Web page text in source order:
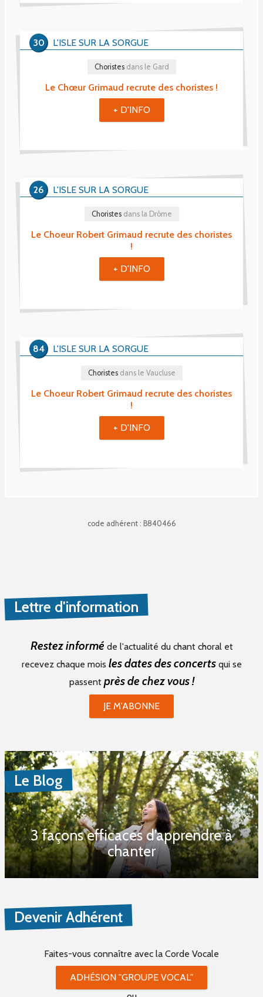
Le Chœur Grimaud recrute des choristes !
Choristesdans le Gard
L'ISLE SUR LA SORGUE
30
+ D'INFO
Le Choeur Robert Grimaud recrute des choristes
!
Choristesdans la Drôme
L'ISLE SUR LA SORGUE
26
+ D'INFO
Le Choeur Robert Grimaud recrute des choristes
!
Choristesdans le Vaucluse
L'ISLE SUR LA SORGUE
84
+ D'INFO
code adhérent : B840466
Lettre d'information
Restez informé de l'actualité du chant choral et
recevez chaque mois les dates des concertsqui se
passent près de chez vous !
JE M'ABONNE
Le Blog
3 façons efficaces d’apprendre à
chanter
Devenir Adhérent
Faites-vous connaître avec la Corde Vocale
ADHÉSION "GROUPE VOCAL"